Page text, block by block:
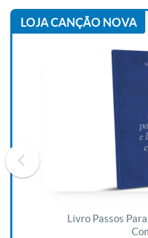
LOJA CANÇÃO NOVA
Livro Passos